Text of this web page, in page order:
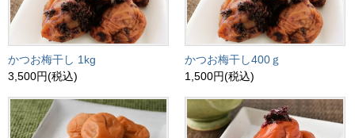
かつお梅干し 1kg
3,500円(税込)
かつお梅干し400ｇ
1,500円(税込)